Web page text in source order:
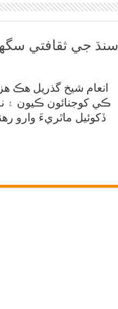
سنڌ جي ثقافتي
انعام شيخ گذريل هڪ
ڪي کوجنائون ڪيون ۽
ڏکوئيل ماٿريءَ وارو